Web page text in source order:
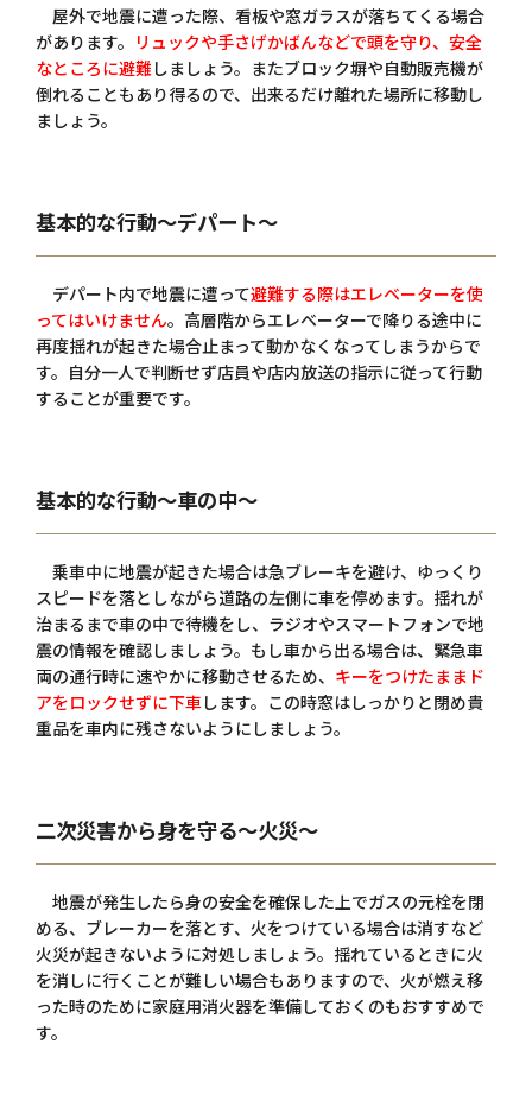
屋外で地震に遭った際、看板や窓ガラスが落ちてくる場合
があります。 リュックや手さげかばんなどで頭を守り、安全
なところに避難しましょう。またブロック塀や自動販売機が
倒れることもあり得るので、出来るだけ離れた場所に移動し
ましょう。
基本的な行動～デパート～
デパート内で地震に遭って避難する際はエレベーターを使
ってはいけません。高層階からエレベーターで降りる途中に
再度揺れが起きた場合止まって動かなくなってしまうからで
す。自分一人で判断せず店員や店内放送の指示に従って行動
することが重要です。
基本的な行動～車の中～
乗車中に地震が起きた場合は急ブレーキを避け、ゆっくり
スピードを落としながら道路の左側に車を停めます。揺れが
治まるまで車の中で待機をし、ラジオやスマートフォンで地
震の情報を確認しましょう。もし車から出る場合は、緊急車
両の通行時に速やかに移動させるため、 キーをつけたままド
アをロックせずに下車します。この時窓はしっかりと閉め貴
重品を車内に残さないようにしましょう。
二次災害から身を守る～火災～
地震が発生したら身の安全を確保した上でガスの元栓を閉
める、ブレーカーを落とす、火をつけている場合は消すなど
火災が起きないように対処しましょう。揺れているときに火
を消しに行くことが難しい場合もありますので、火が燃え移
った時のために家庭用消火器を準備しておくのもおすすめで
す。